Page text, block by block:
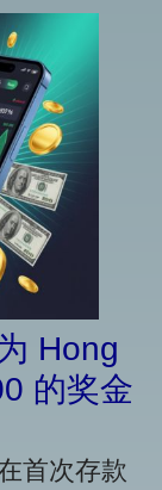
Hong
的奖金
首次存款